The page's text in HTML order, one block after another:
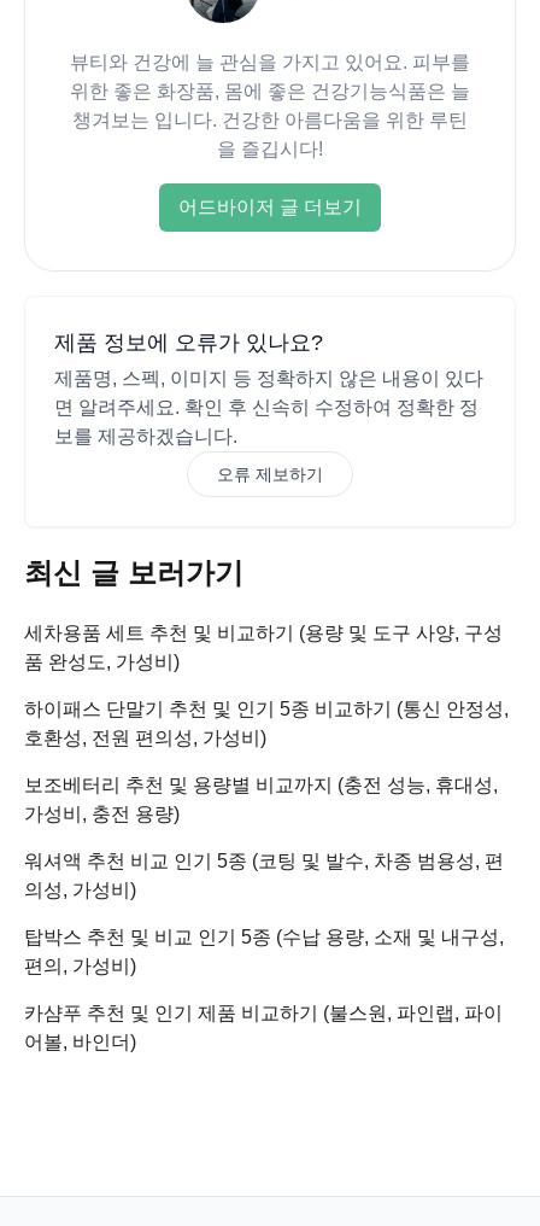
뷰티와 건강에 늘 관심을 가지고 있어요. 피부를
위한 좋은 화장품, 몸에 좋은 건강기능식품은 늘
챙겨보는 입니다. 건강한 아름다움을 위한 루틴
을 즐깁시다!
어드바이저 글 더보기
제품 정보에 오류가 있나요?
제품명, 스펙, 이미지 등 정확하지 않은 내용이 있다
면 알려주세요. 확인 후 신속히 수정하여 정확한 정
보를 제공하겠습니다.
오류 제보하기
최신 글 보러가기
세차용품 세트 추천 및 비교하기 (용량 및 도구 사양, 구성
품 완성도, 가성비)
하이패스 단말기 추천 및 인기 5종 비교하기 (통신 안정성,
호환성, 전원 편의성, 가성비)
보조베터리 추천 및 용량별 비교까지 (충전 성능, 휴대성,
가성비, 충전 용량)
워셔액 추천 비교 인기 5종 (코팅 및 발수, 차종 범용성, 편
의성, 가성비)
탑박스 추천 및 비교 인기 5종 (수납 용량, 소재 및 내구성,
편의, 가성비)
카샴푸 추천 및 인기 제품 비교하기 (불스원, 파인랩, 파이
어볼, 바인더)